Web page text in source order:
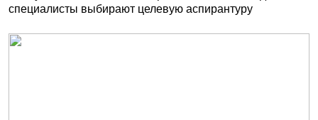
специалисты выбирают целевую аспирантуру